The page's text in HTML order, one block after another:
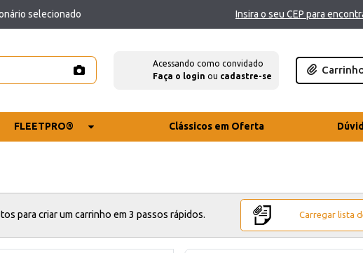
selecionado Insira o seu CEP para
Acessando como convidado
Faça o login ou cadastre-se
FLEETPRO® Clássicos em Oferta
para criar um carrinho em 3 passos rápidos. Carregar lista